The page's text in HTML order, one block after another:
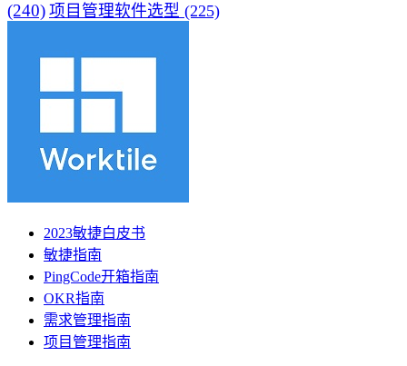
(240) 项目管理软件选型 (225)
2023敏捷白皮书
敏捷指南
PingCode开箱指南
OKR指南
需求管理指南
项目管理指南